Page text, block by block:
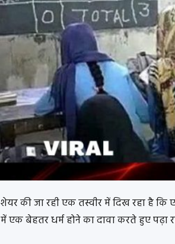
शेयर की जा रही एक तस्वीर में दिख रहा है
में एक बेहतर धर्म होने का दावा करते हुए पढ़ा